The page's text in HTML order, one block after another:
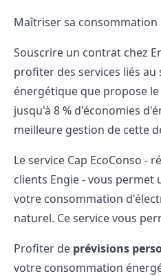
Maîtriser sa
Souscrire un contrat chez
profiter des services liés
énergétique que propose
jusqu'à 8 % d'économies
meilleure gestion de cette
Le service Cap EcoConso -
clients Engie - vous permet
votre consommation
naturel. Ce service vous
Profiter de prévisions
votre consommation